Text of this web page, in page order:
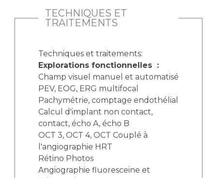
TECHNIQUES ET
TRAITEMENTS
Techniques et traitements:
Explorations fonctionnelles :
Champ visuel manuel et automatisé
PEV, EOG, ERG multifocal
Pachymétrie, comptage endothélial
Calcul d'implant non contact,
contact, écho A, écho B
OCT 3, OCT 4, OCT Couplé à
l'angiographie HRT
Rétino Photos
Angiographie fluoresceine et